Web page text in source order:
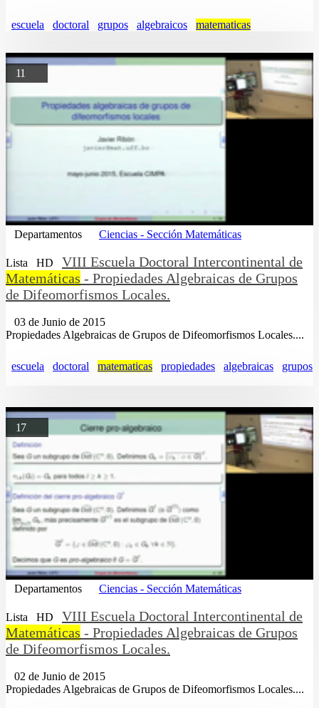
escuela doctoral grupos algebraicos matematicas
11
Departamentos Ciencias - Sección Matemáticas
Lista HD
VIII Escuela Doctoral Intercontinental de
Matemáticas - Propiedades Algebraicas de Grupos
de Difeomorfismos Locales.
03 de Junio de 2015
Propiedades Algebraicas de Grupos de Difeomorfismos Locales....
escuela doctoral matematicas propiedades algebraicas grupos
17
Departamentos Ciencias - Sección Matemáticas
Lista HD
VIII Escuela Doctoral Intercontinental de
Matemáticas - Propiedades Algebraicas de Grupos
de Difeomorfismos Locales.
02 de Junio de 2015
Propiedades Algebraicas de Grupos de Difeomorfismos Locales....